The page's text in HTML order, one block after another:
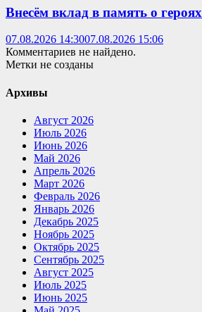
Внесём вклад в память о героях
07.08.2026 14:3007.08.2026 15:06
Комментариев не найдено.
Метки не созданы
Архивы
Август 2026
Июль 2026
Июнь 2026
Май 2026
Апрель 2026
Март 2026
Февраль 2026
Январь 2026
Декабрь 2025
Ноябрь 2025
Октябрь 2025
Сентябрь 2025
Август 2025
Июль 2025
Июнь 2025